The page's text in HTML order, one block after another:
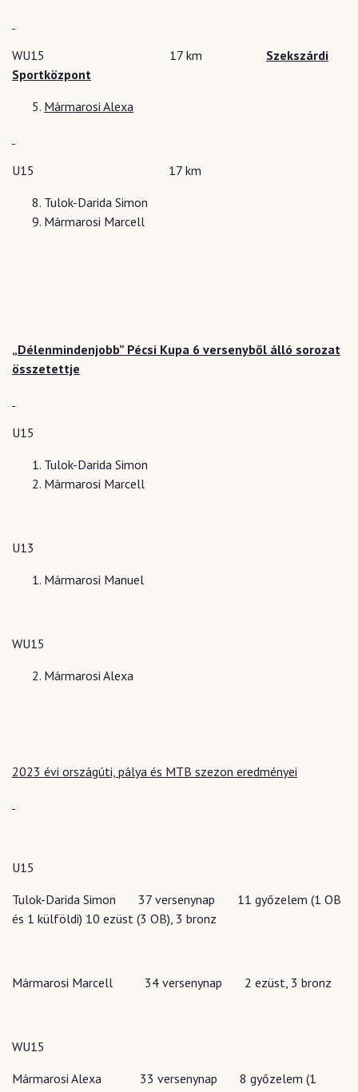
WU15 17 km Szekszárdi
Sportközpont
Mármarosi Alexa
U15 17 km
Tulok-Darida Simon
Mármarosi Marcell
„Délenmindenjobb” Pécsi Kupa 6 versenyből álló sorozat
összetettje
U15
Tulok-Darida Simon
Mármarosi Marcell
U13
Mármarosi Manuel
WU15
Mármarosi Alexa
2023 évi országúti, pálya és MTB szezon eredményei
U15
Tulok-Darida Simon 37 versenynap 11 győzelem (1 OB
és 1 külföldi) 10 ezüst (3 OB), 3 bronz
Mármarosi Marcell 34 versenynap 2 ezüst, 3 bronz
WU15
Mármarosi Alexa 33 versenynap 8 győzelem (1